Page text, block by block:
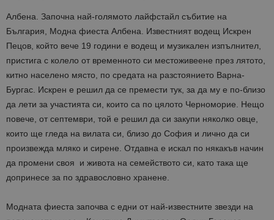
Албена. Започна най-голямото лайфстайл събитие на
България, Модна фиеста Албена. Известният водещ Искрен
Пецов, който вече 19 години е водещ и музикален изпълнител,
пристига с колело от временното си местоживеене през лятото,
китно населено място, по средата на разстоянието Варна-
Бургас. Искрен е решил да се премести тук, за да му е по-близо
да лети за участията си, които са по цялото Черноморие. Нещо
повече, от септември, той е решил да си закупи няколко овце,
които ще гледа на вилата си, близо до София и лично да си
произвежда мляко и сирене. Отдавна е искал по някакъв начин
да промени своя и живота на семейството си, като така ще
допринесе за по здравословно хранене.
Модната фиеста започва с едни от най-известните звезди на